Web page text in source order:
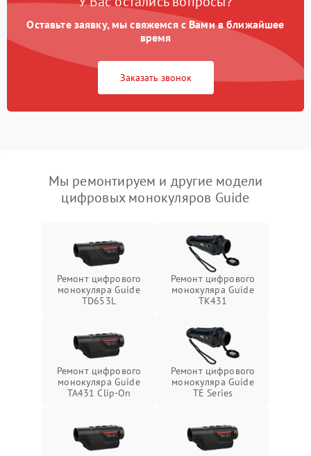
Оставьте заявку, мы свяжемся с Вами в ближайшее
время
Заказать звонок
Мы ремонтируем и другие модели
цифровых монокуляров Guide
Ремонт цифрового
монокуляра Guide
TD653L
Ремонт цифрового
монокуляра Guide
TK431
Ремонт цифрового
монокуляра Guide
TA431 Clip-On
Ремонт цифрового
монокуляра Guide
TE Series